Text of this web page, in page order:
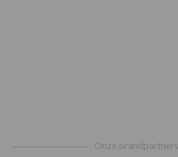
Onze brandpartners